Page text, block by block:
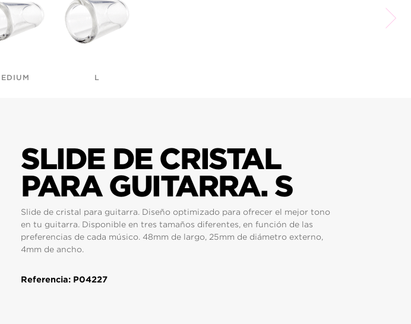
L
SLIDE DE CRISTAL
PARA GUITARRA. S
Slide de cristal para guitarra. Diseño optimizado para ofrecer el mejor tono
en tu guitarra. Disponible en tres tamaños diferentes, en función de las
preferencias de cada músico. 48mm de largo, 25mm de diámetro externo,
4mm de ancho.
Referencia: P04227